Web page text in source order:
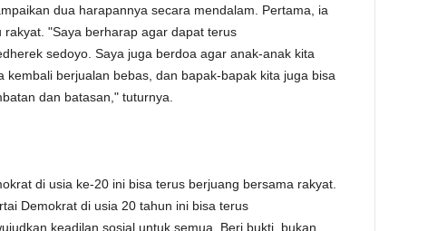
dua harapannya secara mendalam. Pertama, ia
"Saya berharap agar dapat terus
sedoyo. Saya juga berdoa agar anak-anak kita
kembali berjualan bebas, dan bapak-bapak kita juga bisa
dan batasan," tuturnya.
di usia ke-20 ini bisa terus berjuang bersama rakyat.
Demokrat di usia 20 tahun ini bisa terus
keadilan sosial untuk semua. Beri bukti, bukan